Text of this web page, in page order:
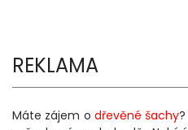
REKLAMA
Máte zájem o dřevěné šachy